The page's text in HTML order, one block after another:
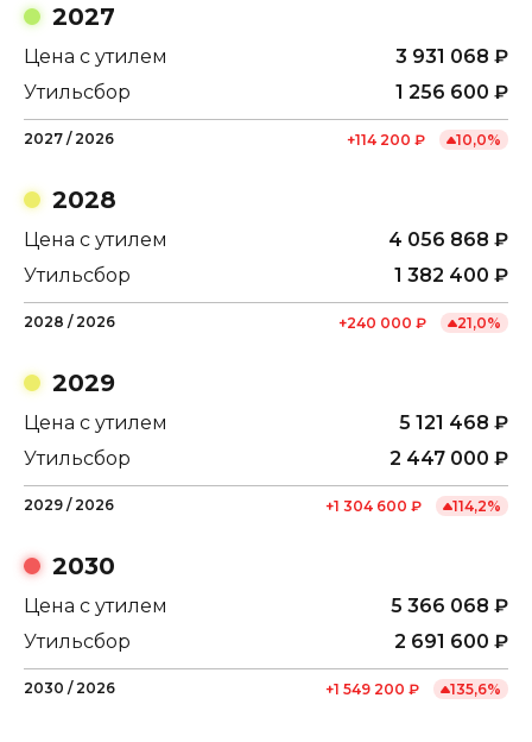
2027
Цена с утилем 3 931 068 ₽
Утильсбор
1 256 600 ₽
2027 / 2026 +114 200 ₽ 10,0%
2028
Цена с утилем 4 056 868 ₽
Утильсбор
1 382 400 ₽
2028 / 2026 +240 000 ₽ 21,0%
2029
Цена с утилем 5 121 468 ₽
Утильсбор
2 447 000 ₽
2029 / 2026 +1 304 600 ₽ 114,2%
2030
Цена с утилем 5 366 068 ₽
Утильсбор
2 691 600 ₽
2030 / 2026 +1 549 200 ₽ 135,6%